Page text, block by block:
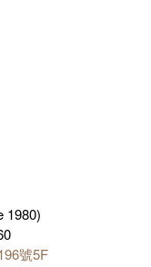
1980)
號5F